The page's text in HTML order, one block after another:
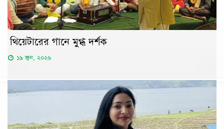
থিয়েটারের গানে মুগ্ধ দর্শক
১৯ জুন, ২০২৬